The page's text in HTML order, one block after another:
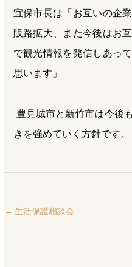
宜保市長は「お互いの企
販路拡大、また今後はお
で観光情報を発信しあっ
思います」
豊見城市と新竹市は今後
きを強めていく方針です。
← 生活保護相談会